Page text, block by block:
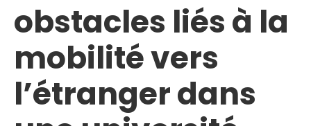
obstacles liés à la
mobilité vers
l’étranger dans